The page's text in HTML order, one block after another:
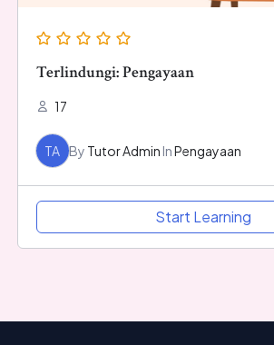
Terlindungi: Pengayaan
17
TA By Tutor Admin InPengayaan
Start Learning